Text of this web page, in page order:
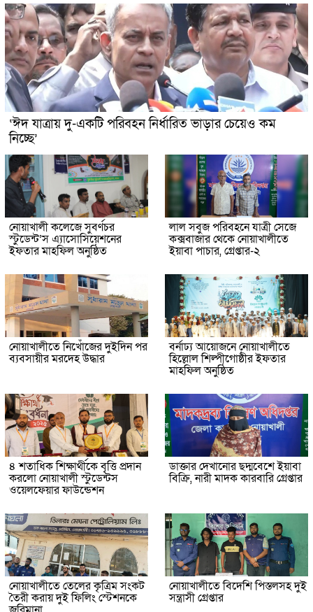
‘ঈদ যাত্রায় দু-একটি পরিবহন নির্ধারিত ভাড়ার চেয়েও কম
নিচ্ছে’
নোয়াখালী কলেজে সুবর্ণচর
স্টুডেন্ট’স এ্যাসোসিয়েশনের
ইফতার মাহফিল অনুষ্ঠিত
লাল সবুজ পরিবহনে যাত্রী সেজে
কক্সবাজার থেকে নোয়াখালীতে
ইয়াবা পাচার, গ্রেপ্তার-২
নোয়াখালীতে নিখোঁজের দুইদিন পর
ব্যবসায়ীর মরদেহ উদ্ধার
বর্নাঢ্য আয়োজনে নোয়াখালীতে
হিল্লোল শিল্পীগোষ্ঠীর ইফতার
মাহফিল অনুষ্ঠিত
৪ শতাধিক শিক্ষার্থীকে বৃত্তি প্রদান
করলো নোয়াখালী স্টুডেন্টস
ওয়েলফেয়ার ফাউন্ডেশন
ডাক্তার দেখানোর ছদ্মবেশে ইয়াবা
বিক্রি, নারী মাদক কারবারি গ্রেপ্তার
নোয়াখালীতে তেলের কৃত্রিম সংকট
তৈরী করায় দুই ফিলিং স্টেশনকে
নোয়াখালীতে বিদেশি পিস্তলসহ দুই
সন্ত্রাসী গ্রেপ্তার